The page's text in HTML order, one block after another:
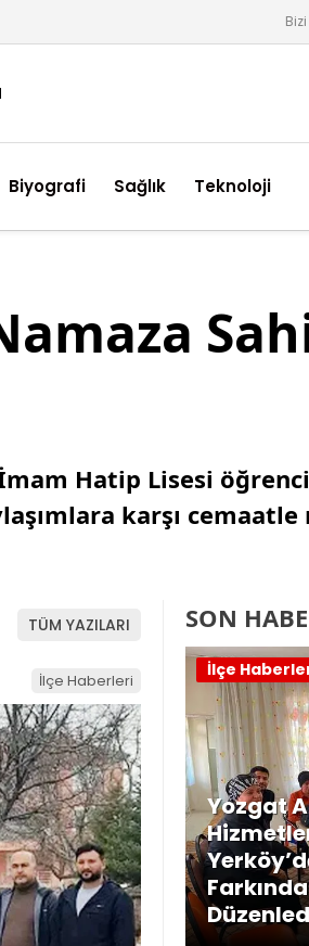
Biyografi Sağlık Teknoloji
İmam Hatip Lisesi
karşı cemaatle
TÜM YAZILARI
İlçe Haberleri
SON
Yozgat
İlçe